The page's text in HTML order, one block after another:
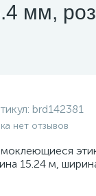
мм,
brd142381
нет отзывов
15.24 м,